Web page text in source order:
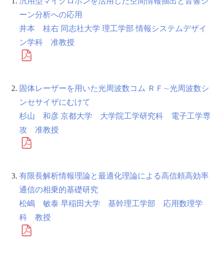
ーン分析への応用
井本 桂右 同志社大学 理工学部 情報システムデザイ
ン学科 准教授
固体レーザーを用いた光周波数コム ＲＦ∼光周波数シ
ンセサイザにむけて
杉山 和彦 京都大学 大学院工学研究科 電子工学専
攻 准教授
有限長解析情報理論と最適化理論による高信頼高効率
通信の相乗的基礎研究
松嶋 敏泰 早稲田大学 基幹理工学部 応用数理学
科 教授